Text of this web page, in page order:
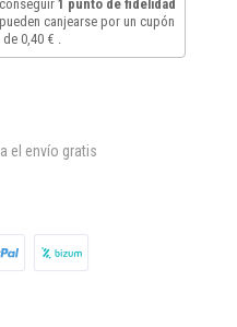
1 punto de fidelidad
canjearse por un cupón
de 0,40 €
el envío gratis